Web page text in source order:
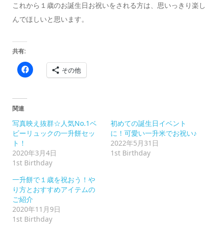
これから１歳のお誕生日お祝いをされる方は、思いっきり楽し
んでほしいと思います。
共有:
Facebook
で
ク
リ
ッ
ク
て
く
だ
い
(新
し
い
ウ
ィ
ン
ド
その他
関連
写真映え抜群☆人気No.1ベ
ビーリュックの一升餅セッ
ト！
2020年3月4日
1st Birthday
初めての誕生日イベント
に！可愛い一升米でお祝い♪
2022年5月31日
1st Birthday
一升餅で１歳を祝おう！や
り方とおすすめアイテムの
ご紹介
2020年11月9日
1st Birthday